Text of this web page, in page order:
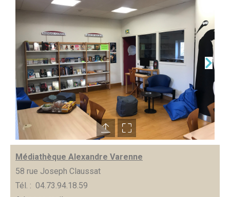
Médiathèque Alexandre Varenne
58 rue Joseph Claussat
Tél. : 04.73.94.18.59